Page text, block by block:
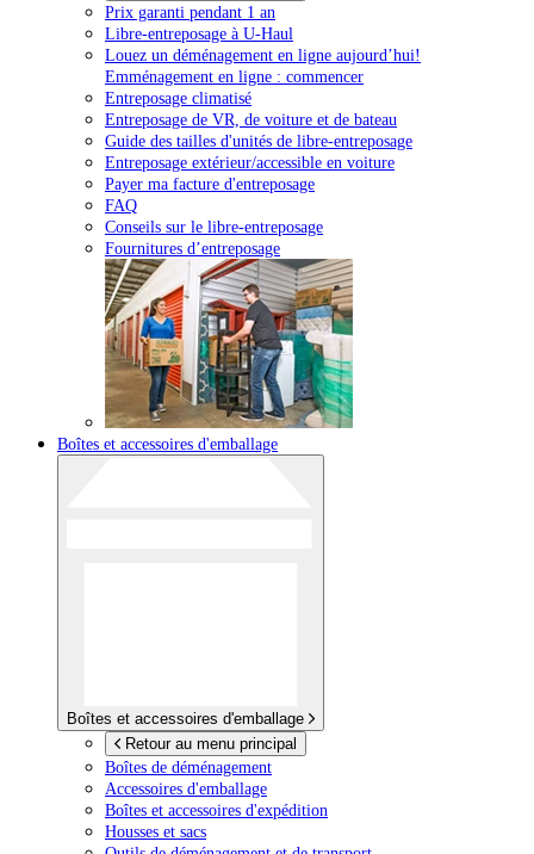
Prix garanti pendant 1 an
Libre-entreposage à U-Haul
Louez un déménagement en ligne aujourd’hui!
Emménagement en ligne : commencer
Entreposage climatisé
Entreposage de VR, de voiture et de bateau
Guide des tailles d'unités de libre-entreposage
Entreposage extérieur/accessible en voiture
Payer ma facture d'entreposage
FAQ
Conseils sur le libre-entreposage
Fournitures d’entreposage
Boîtes et accessoires d'emballage
Boîtes et accessoires d'emballage
Retour au menu principal
Boîtes de déménagement
Accessoires d'emballage
Boîtes et accessoires d'expédition
Housses et sacs